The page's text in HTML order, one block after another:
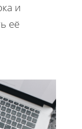
и
её